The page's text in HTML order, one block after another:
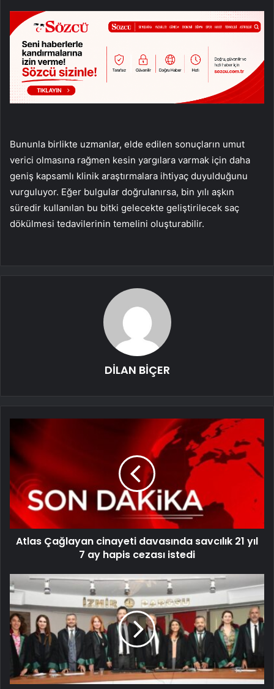
Bununla birlikte uzmanlar, elde edilen sonuçların umut
verici olmasına rağmen kesin yargılara varmak için daha
geniş kapsamlı klinik araştırmalara ihtiyaç duyulduğunu
vurguluyor. Eğer bulgular doğrulanırsa, bin yılı aşkın
süredir kullanılan bu bitki gelecekte geliştirilecek saç
dökülmesi tedavilerinin temelini oluşturabilir.
DİLAN BİÇER
Atlas Çağlayan cinayeti davasında savcılık 21 yıl
7 ay hapis cezası istedi